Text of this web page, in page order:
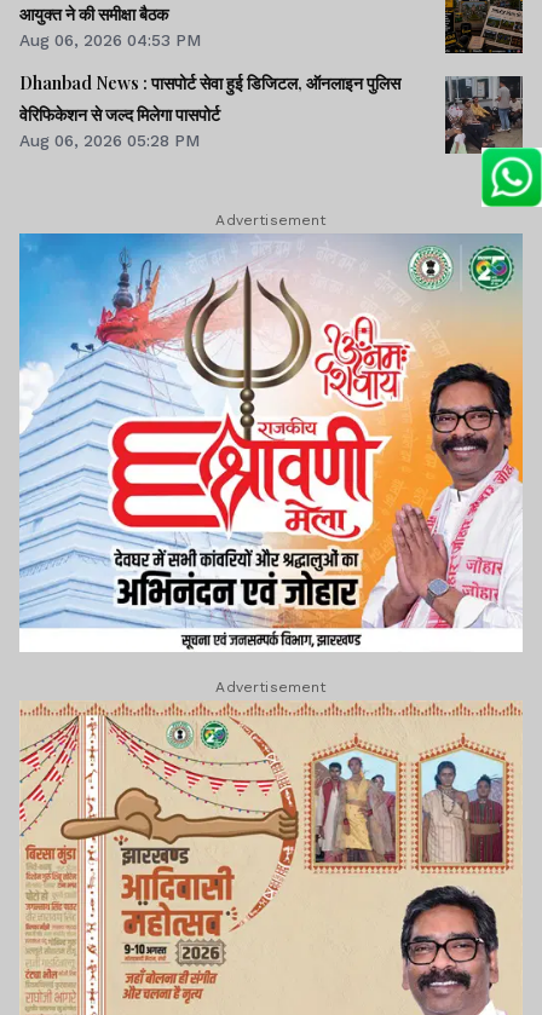
आयुक्त ने की समीक्षा बैठक
Aug 06, 2026 04:53 PM
Dhanbad News : पासपोर्ट सेवा हुई डिजिटल, ऑनलाइन पुलिस
वेरिफिकेशन से जल्द मिलेगा पासपोर्ट
Aug 06, 2026 05:28 PM
Advertisement
Advertisement